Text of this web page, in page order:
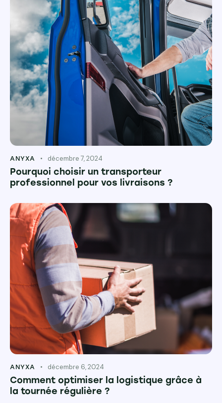
ANYXA décembre 7, 2024
Pourquoi choisir un transporteur
professionnel pour vos livraisons ?
ANYXA décembre 6, 2024
Comment optimiser la logistique grâce à
la tournée régulière ?